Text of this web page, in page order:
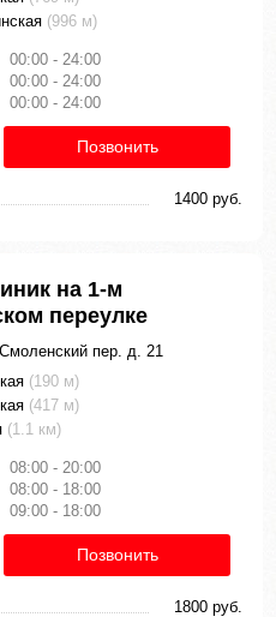
(996 м)
00:00 - 24:00
00:00 - 24:00
00:00 - 24:00
Позвонить
1400 руб.
на 1-м
переулке
пер. д. 21
(190 м)
(417 м)
(1.1 км)
08:00 - 20:00
08:00 - 18:00
09:00 - 18:00
Позвонить
1800 руб.